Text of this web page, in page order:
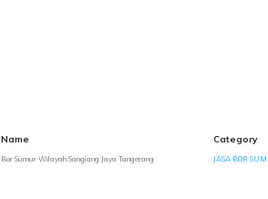
Name
Bor Sumur Wilayah Sangiang Jaya Tangerang
Category
JASA BOR